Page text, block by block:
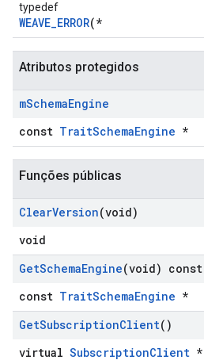
typedef
WEAVE_ERROR(*
Atributos protegidos
mSchemaEngine
const TraitSchemaEngine *
Funções públicas
ClearVersion(void)
void
GetSchemaEngine(void) const
const TraitSchemaEngine *
GetSubscriptionClient()
virtual SubscriptionClient *